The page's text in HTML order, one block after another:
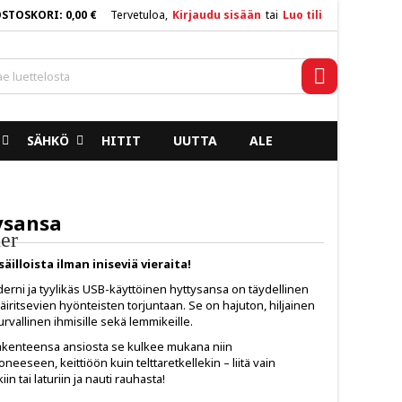
Tervetuloa, Kirjaudu sisään tai Luo tili
0,00 €
SÄHKÖ HITIT UUTTA ALE
ilman iniseviä vieraita!
ja tyylikäs USB-käyttöinen hyttysansa on täydellinen
hyönteisten torjuntaan. Se on hajuton, hiljainen
ihmisille sekä lemmikeille.
ansiosta se kulkee mukana niin
keittiöön kuin telttaretkellekin – liitä vain
tai laturiin ja nauti rauhasta!
×
×
×